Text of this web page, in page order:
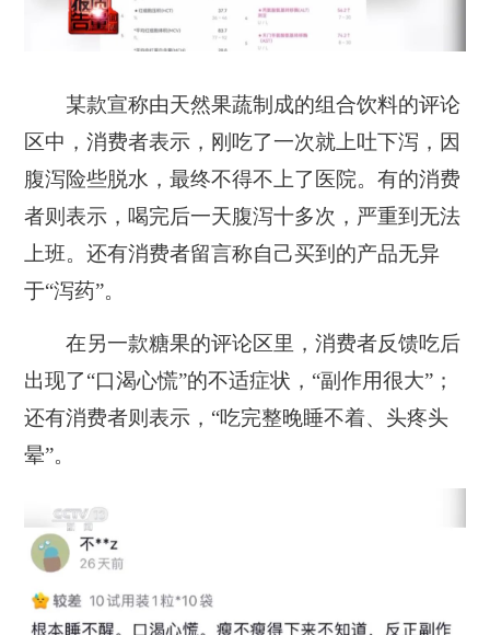
某款宣称由天然果蔬制成的组合饮料的评论
区中，消费者表示，刚吃了一次就上吐下泻，因
腹泻险些脱水，最终不得不上了医院。有的消费
者则表示，喝完后一天腹泻十多次，严重到无法
上班。还有消费者留言称自己买到的产品无异
于“泻药”。
在另一款糖果的评论区里，消费者反馈吃后
出现了“口渴心慌”的不适症状，“副作用很大”；
还有消费者则表示，“吃完整晚睡不着、头疼头
晕”。